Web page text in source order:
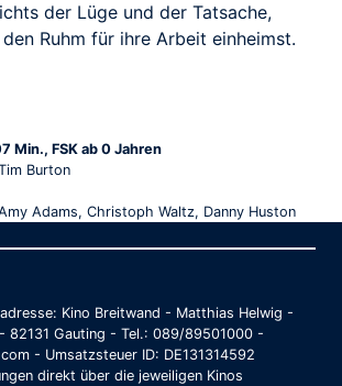
der Lüge und der Tatsache,
Ruhm für ihre Arbeit einheimst.
Min., FSK ab 0 Jahren
Burton
Adams, Christoph Waltz, Danny Huston
Kino Breitwand - Matthias Helwig -
82131 Gauting - Tel.: 089/89501000 -
- Umsatzsteuer ID: DE131314592
direkt über die jeweiligen Kinos